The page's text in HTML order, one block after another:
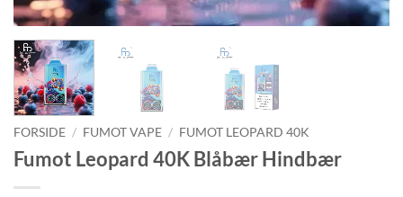
FORSIDE / FUMOT VAPE / FUMOT LEOPARD 40K
Fumot Leopard 40K Blåbær Hindbær